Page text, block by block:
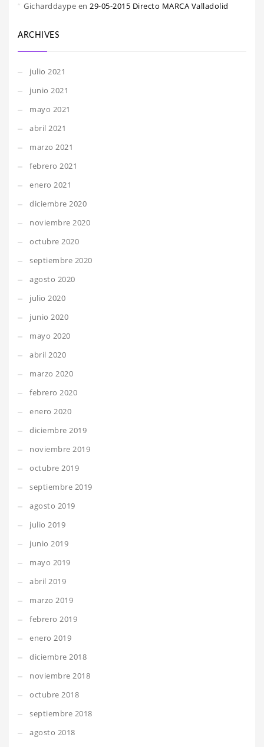
Gicharddaype en 29-05-2015 Directo MARCA Valladolid
ARCHIVES
julio 2021
junio 2021
mayo 2021
abril 2021
marzo 2021
febrero 2021
enero 2021
diciembre 2020
noviembre 2020
octubre 2020
septiembre 2020
agosto 2020
julio 2020
junio 2020
mayo 2020
abril 2020
marzo 2020
febrero 2020
enero 2020
diciembre 2019
noviembre 2019
octubre 2019
septiembre 2019
agosto 2019
julio 2019
junio 2019
mayo 2019
abril 2019
marzo 2019
febrero 2019
enero 2019
diciembre 2018
noviembre 2018
octubre 2018
septiembre 2018
agosto 2018